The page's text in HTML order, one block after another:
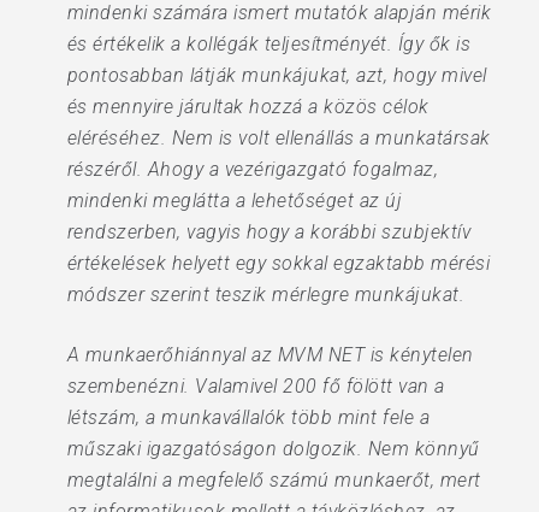
mindenki számára ismert mutatók alapján mérik
és értékelik a kollégák teljesítményét. Így ők is
pontosabban látják munkájukat, azt, hogy mivel
és mennyire járultak hozzá a közös célok
eléréséhez. Nem is volt ellenállás a munkatársak
részéről. Ahogy a vezérigazgató fogalmaz,
mindenki meglátta a lehetőséget az új
rendszerben, vagyis hogy a korábbi szubjektív
értékelések helyett egy sokkal egzaktabb mérési
módszer szerint teszik mérlegre munkájukat.
A munkaerőhiánnyal az MVM NET is kénytelen
szembenézni. Valamivel 200 fő fölött van a
létszám, a munkavállalók több mint fele a
műszaki igazgatóságon dolgozik. Nem könnyű
megtalálni a megfelelő számú munkaerőt, mert